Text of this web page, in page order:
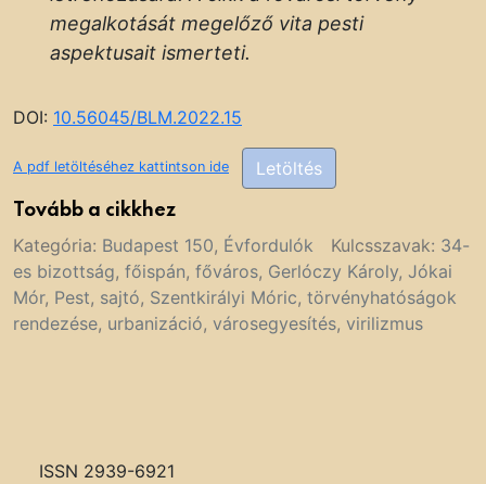
megalkotását megelőző vita pesti
aspektusait ismerteti.
DOI: 10.56045/BLM.2022.15
A pdf letöltéséhez kattintson ide Letöltés
Tovább a cikkhez
Kategória: Budapest 150, Évfordulók Kulcsszavak: 34-
es bizottság, főispán, főváros, Gerlóczy Károly, Jókai
Mór, Pest, sajtó, Szentkirályi Móric, törvényhatóságok
rendezése, urbanizáció, városegyesítés, virilizmus
ISSN 2939-6921